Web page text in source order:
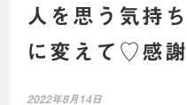
人を思う気持
に変えて♡感謝
2022年8月14日